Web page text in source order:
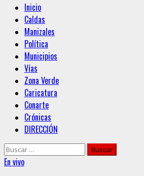
Menú
principal
Inicio
Caldas
Manizales
Política
Municipios
Vías
Zona Verde
Caricatura
Conarte
Crónicas
DIRECCIÓN
Buscar:
En vivo